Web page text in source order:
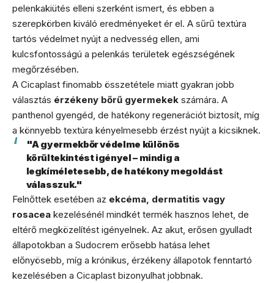
pelenkakiütés elleni szerként ismert, és ebben a
szerepkörben kiváló eredményeket ér el. A sűrű textúra
tartós védelmet nyújt a nedvesség ellen, ami
kulcsfontosságú a pelenkás területek egészségének
megőrzésében.
A Cicaplast finomabb összetétele miatt gyakran jobb
választás érzékeny bőrű gyermekek számára. A
panthenol gyengéd, de hatékony regenerációt biztosít, míg
a könnyebb textúra kényelmesebb érzést nyújt a kicsiknek.
"A gyermekbőr védelme különös
körültekintést igényel – mindig a
legkíméletesebb, de hatékony megoldást
válasszuk."
Felnőttek esetében az ekcéma, dermatitis vagy
rosacea kezelésénél mindkét termék hasznos lehet, de
eltérő megközelítést igényelnek. Az akut, erősen gyulladt
állapotokban a Sudocrem erősebb hatása lehet
előnyösebb, míg a krónikus, érzékeny állapotok fenntartó
kezelésében a Cicaplast bizonyulhat jobbnak.